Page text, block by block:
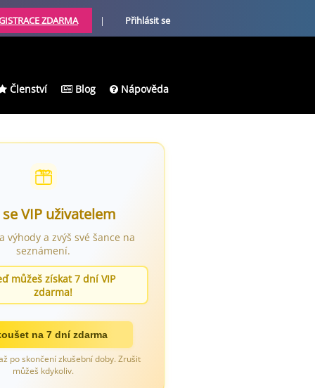
ZDARMA | Přihlásit se
Členství Blog Nápověda
VIP uživatelem
výhody a zvýš své šance na
seznámení.
můžeš získat 7 dní VIP
zdarma!
na 7 dní zdarma
po skončení zkušební doby. Zrušit
můžeš kdykoliv.